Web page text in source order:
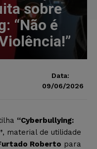
sobre
“Não é
Data:
09/06/2026
“Cyberbullying:
, material de utilidade
Roberto para